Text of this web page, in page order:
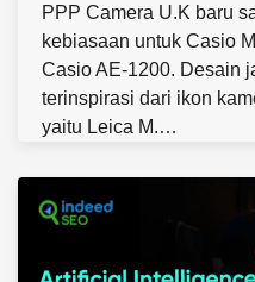
PPP Camera U.K baru
kebiasaan untuk Casio
Casio AE-1200. Desain
terinspirasi dari ikon
yaitu Leica M.…